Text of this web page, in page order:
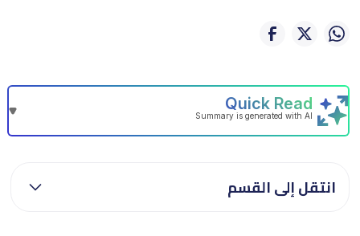
انتقل إلى القسم